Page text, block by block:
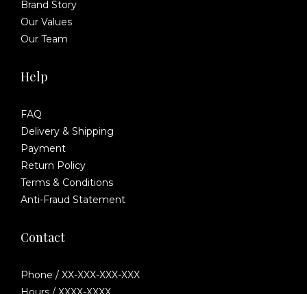
Brand Story
Our Values
Our Team
Help
FAQ
Delivery & Shipping
Payment
Return Policy
Terms & Conditions
Anti-Fraud Statement
Contact
Phone / XX-XXX-XXX-XXX